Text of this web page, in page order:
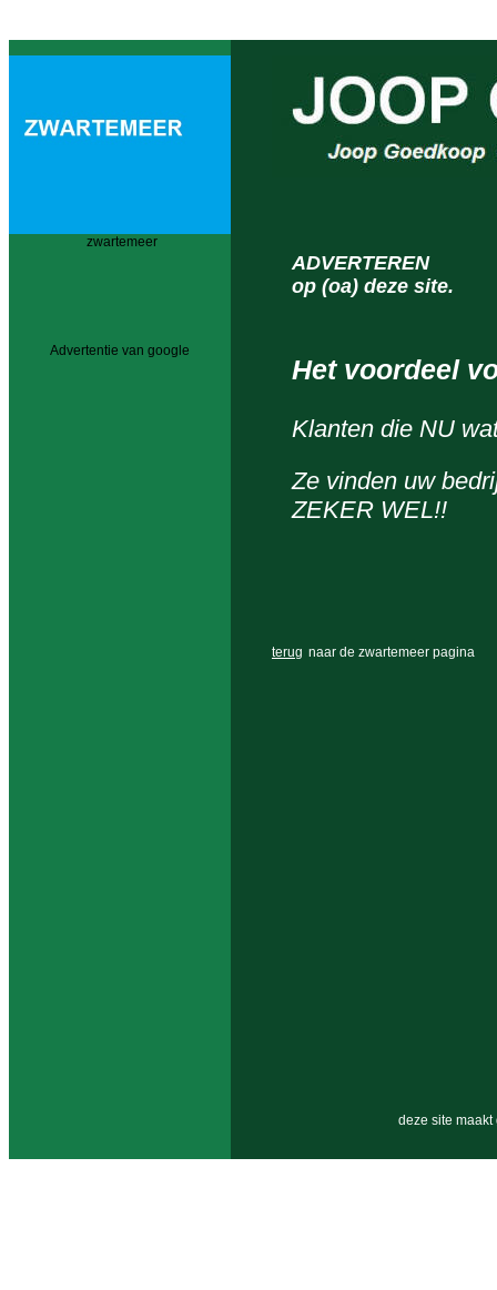
zwartemeer
Advertentie van google
ADVERTEREN
op (oa) deze site.
Het voordeel
Klanten die NU
Ze vinden uw
ZEKER WEL!!
terug naar de zwartemeer pagina
deze site